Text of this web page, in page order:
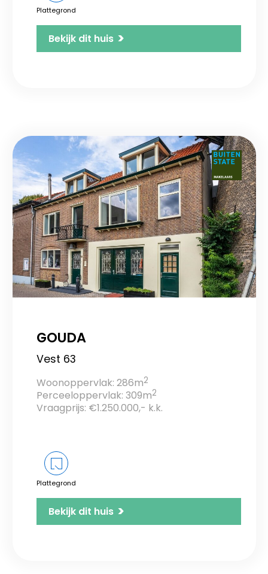
Plattegrond
Bekijk dit huis >
GOUDA
Vest 63
Woonoppervlak: 286m2
Perceeloppervlak: 309m2
Vraagprijs: €1.250.000,- k.k.
Plattegrond
Bekijk dit huis >